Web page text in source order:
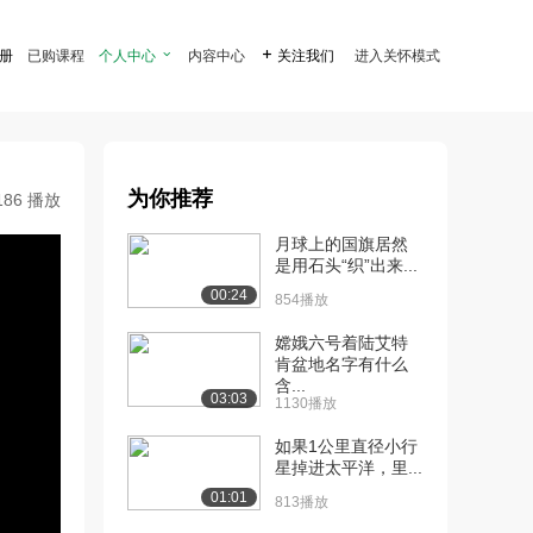
已购课程 个人中心  内容中心  关注我们 进入关怀模式
播放 为你推荐
00:24
月球上的国旗居然
是用石头“织”出来...
854播放
03:03
嫦娥六号着陆艾特
肯盆地名字有什么
含...
1130播放
01:01
如果1公里直径小行
星掉进太平洋，里...
813播放